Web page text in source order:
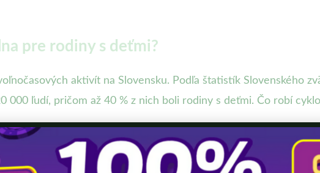
pre rodiny s deťmi?
aktivít na Slovensku. Podľa štatistík Slovenského
000 ľudí, pričom až 40 % z nich boli rodiny s deťmi. Čo robí